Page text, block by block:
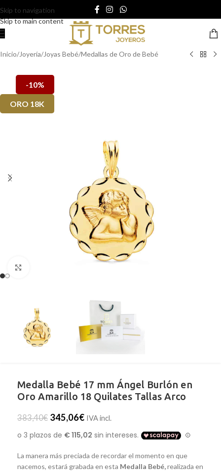
Skip to navigation
Skip to main content
Inicio/Joyería/Joyas Bebé/Medallas de Oro de Bebé
-10%
ORO 18K
Medalla Bebé 17 mm Ángel Burlón en
Oro Amarillo 18 Quilates Tallas Arco
383,40€ 345,06€ IVA incl.
La manera más preciada de recordar el momento en que
nacemos, estará grabada en esta Medalla Bebé,realizada en